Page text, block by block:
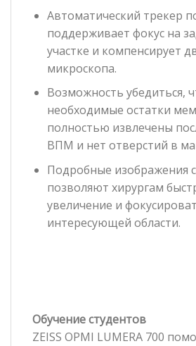
Автоматический трекер
поддерживает фокус на
участке и компенсирует
микроскопа.
Возможность убедиться,
необходимые остатки
полностью извлечены
ВПМ и нет отверстий в
Подробные изображения
позволяют хирургам
увеличение и
интересующей области.
Обучение студентов
ZEISS OPMI LUMERA 700